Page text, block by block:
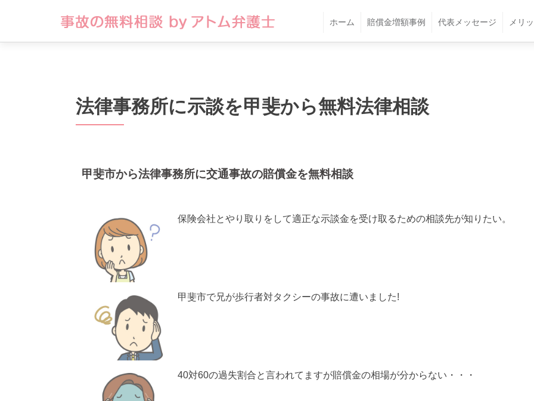
ホーム 賠償金増額事例 代表メッセージ メリ
法律事務所に示談を甲斐から無料法律相談
甲斐市から法律事務所に交通事故の賠償金を無料相談
保険会社とやり取りをして適正な示談金を受け取るための相談先が知りたい。
甲斐市で兄が歩行者対タクシーの事故に遭いました!
40対60の過失割合と言われてますが賠償金の相場が分からない・・・